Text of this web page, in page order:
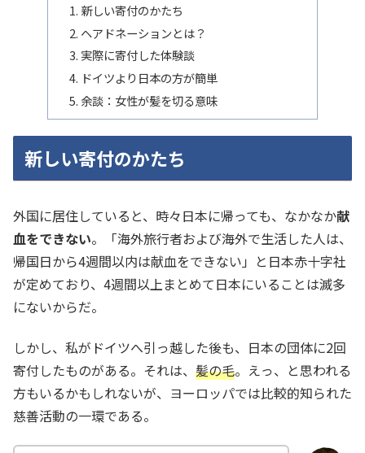
新しい寄付のかたち
ヘアドネーションとは？
実際に寄付した体験談
ドイツより日本の方が簡単
余談：女性が髪を切る意味
新しい寄付のかたち
外国に居住していると、時々日本に帰っても、なかなか献
血をできない。「海外旅行者および海外で生活した人は、
帰国日から4週間以内は献血をできない」と日本赤十字社
が定めており、4週間以上まとめて日本にいることは滅多
にないからだ。
しかし、私がドイツへ引っ越した後も、日本の団体に2回
寄付したものがある。それは、 髪の毛。えっ、と思われる
方もいるかもしれないが、ヨーロッパでは比較的知られた
慈善活動の一環である。